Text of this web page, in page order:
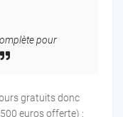
pour
gratuits donc
euros offerte) :